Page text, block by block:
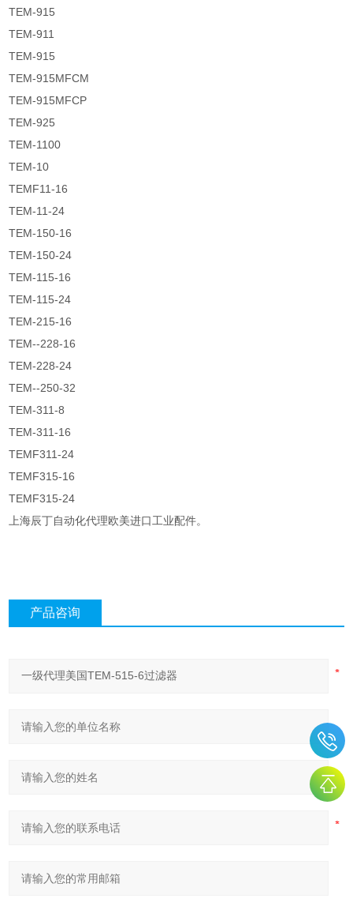
TEM-915
TEM-911
TEM-915
TEM-915MFCM
TEM-915MFCP
TEM-925
TEM-1100
TEM-10
TEMF11-16
TEM-11-24
TEM-150-16
TEM-150-24
TEM-115-16
TEM-115-24
TEM-215-16
TEM--228-16
TEM-228-24
TEM--250-32
TEM-311-8
TEM-311-16
TEMF311-24
TEMF315-16
TEMF315-24
上海辰丁自动化代理欧美进口工业配件。
产品咨询